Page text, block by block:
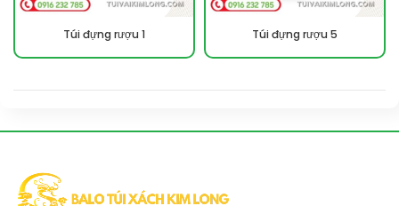
Túi đựng rượu 1 Túi đựng rượu 5